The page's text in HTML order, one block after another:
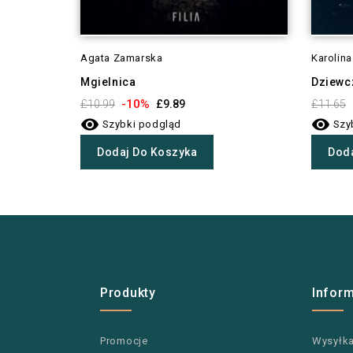
Agata Zamarska
Mgielnica
£10.99 -10% £9.89
 Szybki podgląd
Dodaj Do Koszyka
£11.65

Produkty
Promocje